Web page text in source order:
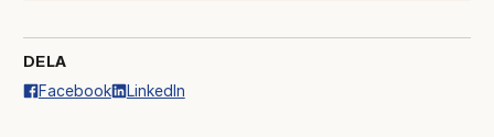
DELA
Facebook
LinkedIn